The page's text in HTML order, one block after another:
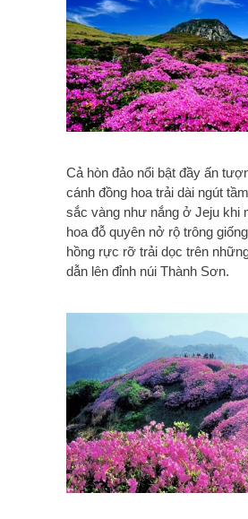
Cả hòn đảo nổi bật đầy ấn
cánh đồng hoa trải dài ngút
sắc vàng như nắng ở Jeju khi
hoa đỗ quyên nở rộ trông
hồng rực rỡ trải dọc trên
dẫn lên đỉnh núi Thành Sơn.